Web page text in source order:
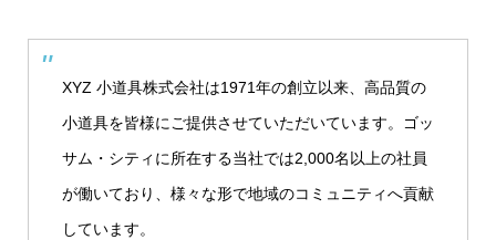
XYZ 小道具株式会社は1971年の創立以来、高品質の
小道具を皆様にご提供させていただいています。ゴッ
サム・シティに所在する当社では2,000名以上の社員
が働いており、様々な形で地域のコミュニティへ貢献
しています。